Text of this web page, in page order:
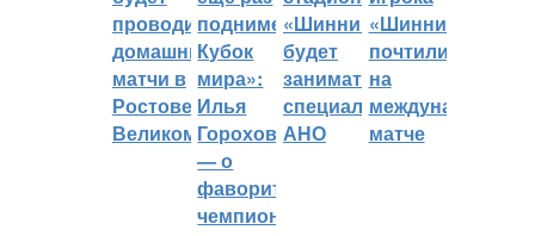
проводить
домашние
матчи в
Ростове
Великом
поднимет
Кубок
мира»:
Илья
Горохов
— о
фаворитах
чемпионата
«Шинник»
будет
заниматься
специальное
АНО
«Шинника»
почтили
на
международном
матче